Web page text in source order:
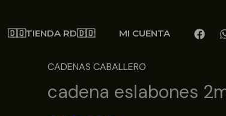
🇩🇴TIENDA RD🇩🇴 MI CUENTA
CADENAS CABALLERO
cadena eslabones